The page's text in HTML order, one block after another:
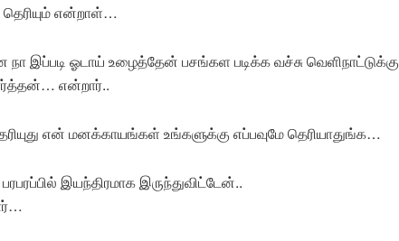
என்றாள்…
இப்படி ஓடாய் உழைத்தேன் பசங்கள படிக்க வச்சு வெளிநாட்டுக்கு
என்றார்..
என் மனக்காயங்கள் உங்களுக்கு எப்பவுமே தெரியாதுங்க…
இயந்திரமாக இருந்துவிட்டேன்..